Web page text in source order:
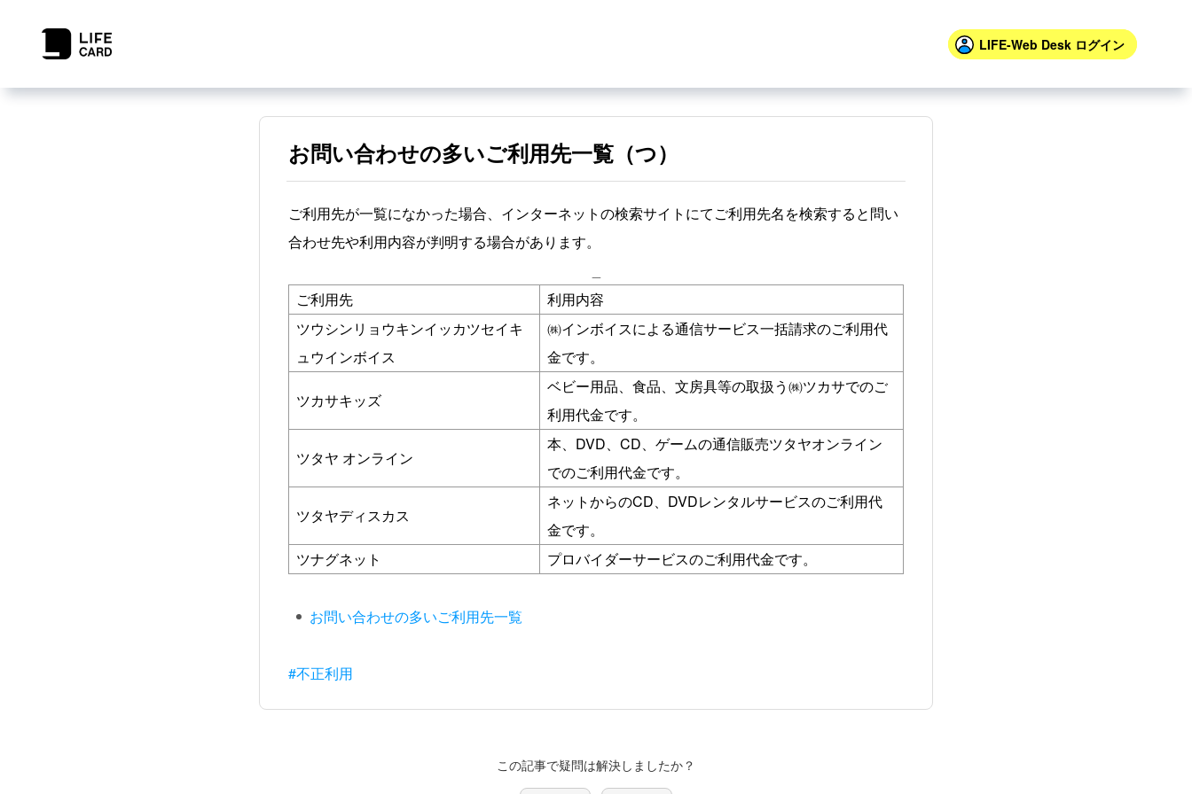
LIFE-Web Desk ログイン
お問い合わせの多いご利用先一覧（つ）
ご利用先が一覧になかった場合、インターネットの検索サイトにてご利用先名を検索すると問い
合わせ先や利用内容が判明する場合があります。
ご利用先
利用内容
ツウシンリョウキンイッカツセイキ
ュウインボイス
㈱インボイスによる通信サービス一括請求のご利用代
金です。
ツカサキッズ
ベビー用品、食品、文房具等の取扱う㈱ツカサでのご
利用代金です。
ツタヤ オンライン
本、DVD、CD、ゲームの通信販売ツタヤオンライン
でのご利用代金です。
ツタヤディスカス
ネットからのCD、DVDレンタルサービスのご利用代
金です。
ツナグネット
プロバイダーサービスのご利用代金です。
お問い合わせの多いご利用先一覧
#不正利用
この記事で疑問は解決しましたか？